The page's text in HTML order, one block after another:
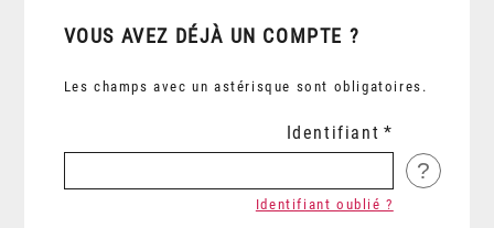
VOUS AVEZ DÉJÀ UN COMPTE ?
Les champs avec un astérisque sont obligatoires.
Identifiant
?
Identifiant oublié ?